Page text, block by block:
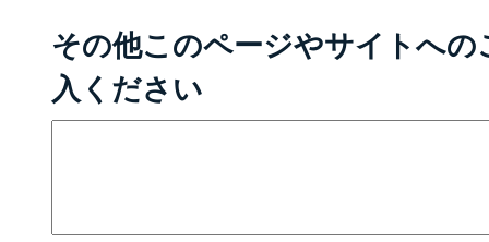
その他このページやサイトへ
入ください